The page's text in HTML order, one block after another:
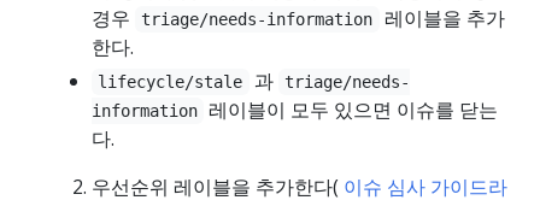
경우
triage/needs-information
레이블을 추가
한다.
lifecycle/stale 과 triage/needs-
information
레이블이 모두 있으면 이슈를 닫는
다.
우선순위 레이블을 추가한다( 이슈 심사 가이드라